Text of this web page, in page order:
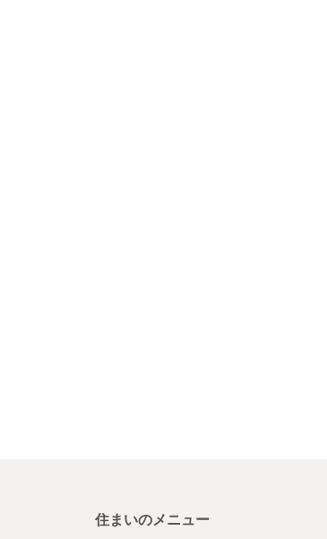
住まいのメニュー